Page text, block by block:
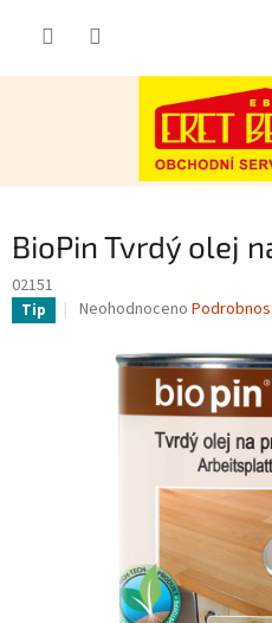
BioPin Tvrdý olej
02151
Tip
Průměrné
produktu
Neohodnoceno